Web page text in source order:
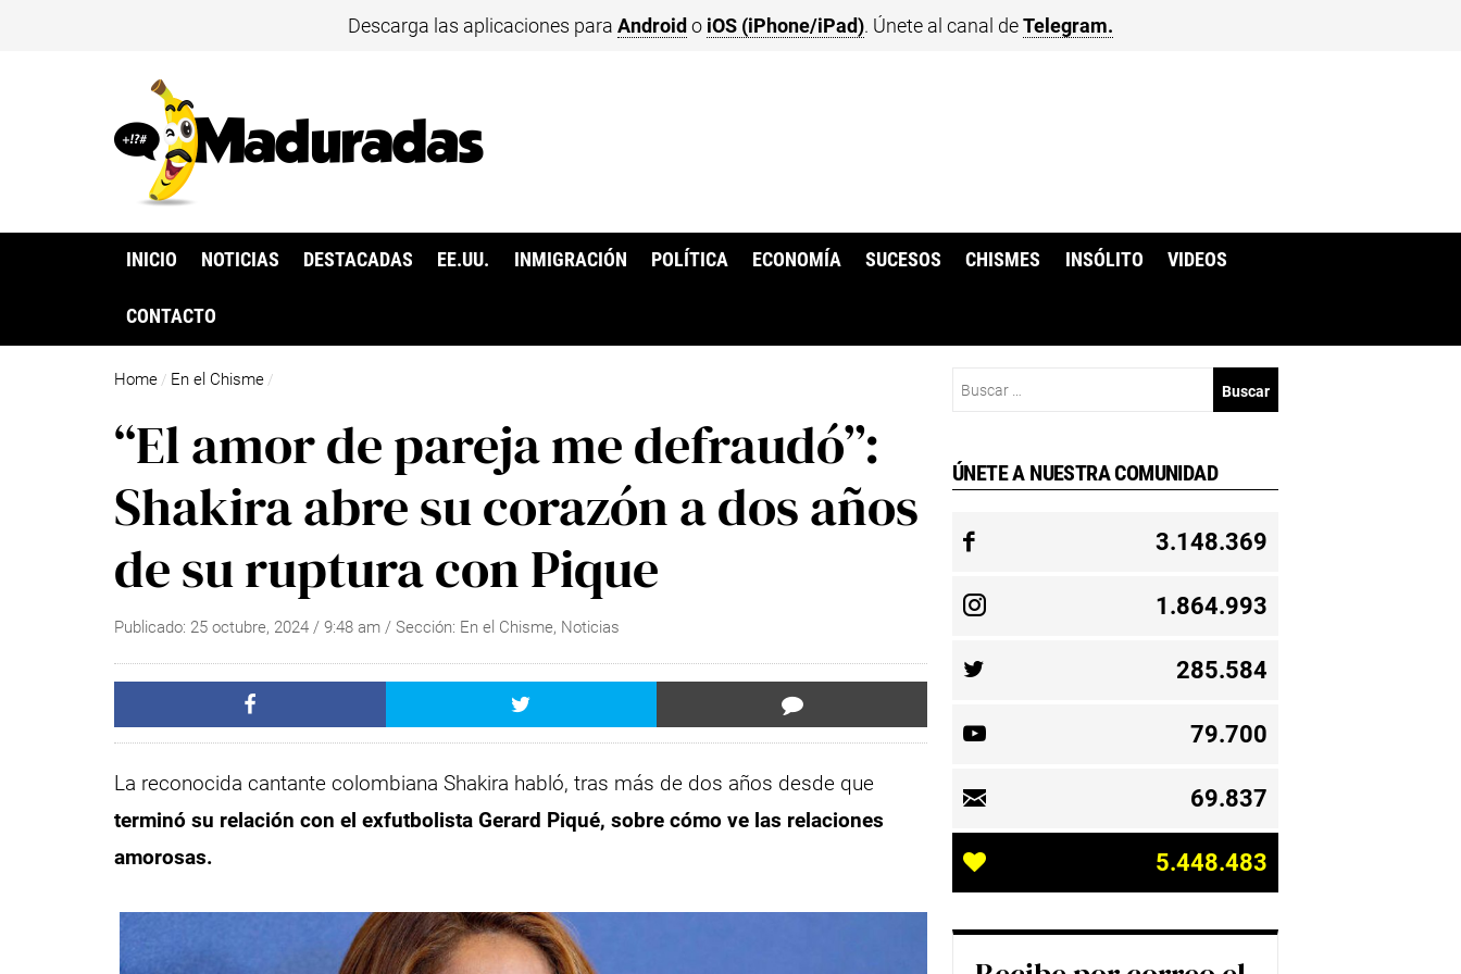
Descarga las aplicaciones para Android o iOS (iPhone/iPad). Únete al canal deTelegram.
INICIO NOTICIAS DESTACADAS EE.UU. INMIGRACIÓN POLÍTICA ECONOMÍA SUCESOS CHISMES INSÓLITO VIDEOS
CONTACTO
Home / En el Chisme /
“El amor de pareja me defraudó”:
Shakira abre su corazón a dos años
de su ruptura con Pique
Publicado: 25 octubre, 2024 /9:48 am/ Sección: En el Chisme, Noticias
La reconocida cantante colombiana Shakira habló, tras más de dos años desde que
terminó su relación con el exfutbolista Gerard Piqué, sobre cómo ve las relaciones
amorosas.
ÚNETE A NUESTRA COMUNIDAD
3.148.369
1.864.993
285.584
79.700
69.837
5.448.483